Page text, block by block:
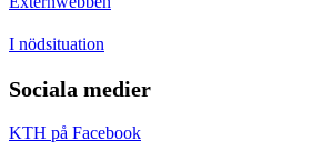
I nödsituation
Sociala medier
KTH på Facebook